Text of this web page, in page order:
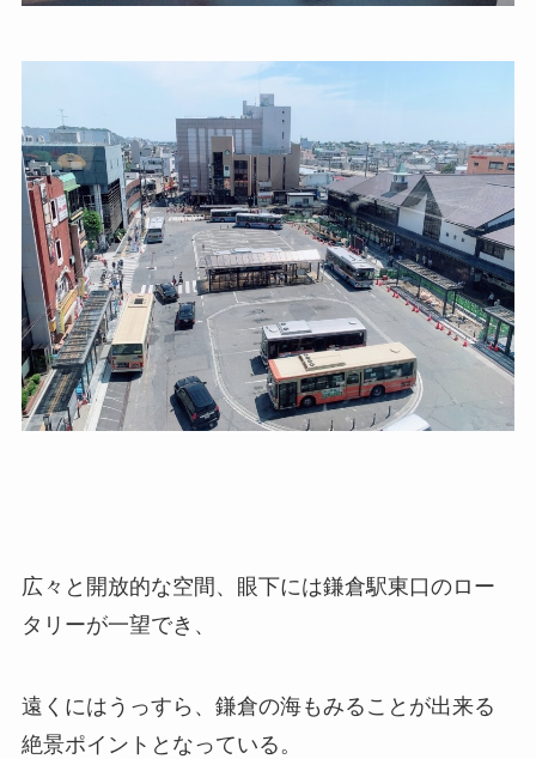
広々と開放的な空間、眼下には鎌倉駅東口のロー
タリーが一望でき、
遠くにはうっすら、鎌倉の海もみることが出来る
絶景ポイントとなっている。